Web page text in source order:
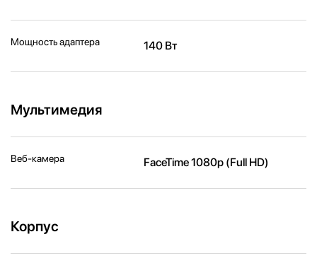
Мощность адаптера 140 Вт
Мультимедия
Веб-камера FaceTime 1080p (Full HD)
Корпус